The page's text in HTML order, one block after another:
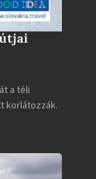
a téli
korlátozzák.